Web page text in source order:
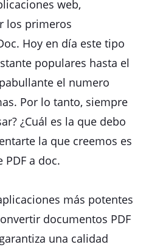
web,
los primeros
Hoy en día este tipo
populares hasta el
el numero
Por lo tanto, siempre
¿Cuál es la que debo
la que creemos es
a doc.
más potentes
documentos PDF
una calidad